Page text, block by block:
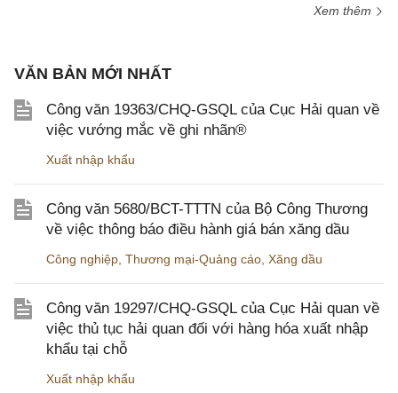
Xem thêm
VĂN BẢN MỚI NHẤT
Công văn 19363/CHQ-GSQL của Cục Hải quan về
việc vướng mắc về ghi nhãn®
Xuất nhập khẩu
Công văn 5680/BCT-TTTN của Bộ Công Thương
về việc thông báo điều hành giá bán xăng dầu
Công nghiệp Thương mại-Quảng cáo Xăng dầu
Công văn 19297/CHQ-GSQL của Cục Hải quan về
việc thủ tục hải quan đối với hàng hóa xuất nhập
khẩu tại chỗ
Xuất nhập khẩu